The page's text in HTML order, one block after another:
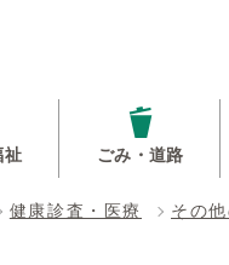
祉 ごみ・道路
健康診査・医療 その